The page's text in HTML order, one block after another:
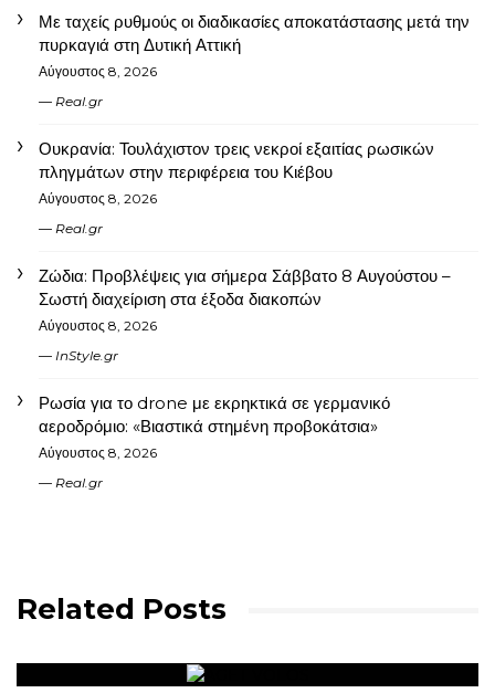
Με ταχείς ρυθμούς οι διαδικασίες αποκατάστασης μετά την
πυρκαγιά στη Δυτική Αττική
Αύγουστος 8, 2026
Real.gr
Ουκρανία: Τουλάχιστον τρεις νεκροί εξαιτίας ρωσικών
πληγμάτων στην περιφέρεια του Κιέβου
Αύγουστος 8, 2026
Real.gr
Ζώδια: Προβλέψεις για σήμερα Σάββατο 8 Αυγούστου –
Σωστή διαχείριση στα έξοδα διακοπών
Αύγουστος 8, 2026
InStyle.gr
Ρωσία για το drone με εκρηκτικά σε γερμανικό
αεροδρόμιο: «Βιαστικά στημένη προβοκάτσια»
Αύγουστος 8, 2026
Real.gr
Related Posts